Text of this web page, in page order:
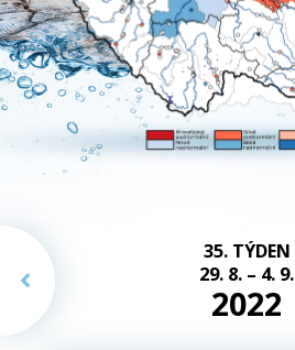
35. TÝDEN
29. 8. – 4. 9.
2022